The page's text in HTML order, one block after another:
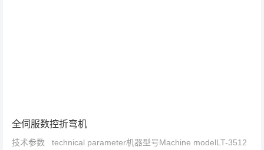
全伺服数控折弯机
技术参数 technical parameter机器型号Machine modelLT-3512